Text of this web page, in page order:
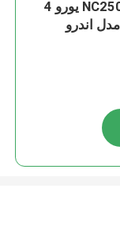
موتورسیکلت کیوز NC250 یورو 4